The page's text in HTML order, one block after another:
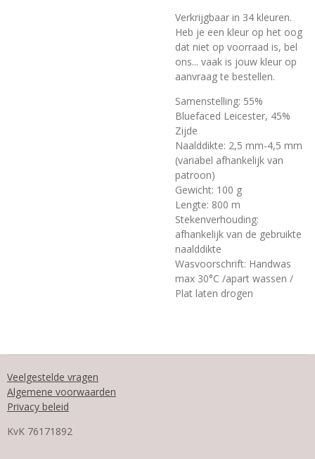
Verkrijgbaar in 34 kleuren.
Heb je een kleur op het oog
dat niet op voorraad is, bel
ons... vaak is jouw kleur op
aanvraag te bestellen.
Samenstelling: 55%
Bluefaced Leicester, 45%
Zijde
Naalddikte: 2,5 mm-4,5 mm
(variabel afhankelijk van
patroon)
Gewicht: 100 g
Lengte: 800 m
Stekenverhouding:
afhankelijk van de gebruikte
naalddikte
Wasvoorschrift: Handwas
max 30°C /apart wassen /
Plat laten drogen
Veelgestelde vragen
Algemene voorwaarden
Privacy beleid
KvK 76171892